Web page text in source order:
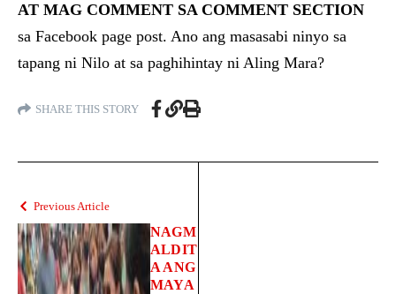
AT MAG COMMENT SA COMMENT SECTION
sa Facebook page post. Ano ang masasabi ninyo sa
tapang ni Nilo at sa paghihintay ni Aling Mara?
SHARE THIS STORY
Previous Article
NAGM
ALDIT
A ANG
MAYA